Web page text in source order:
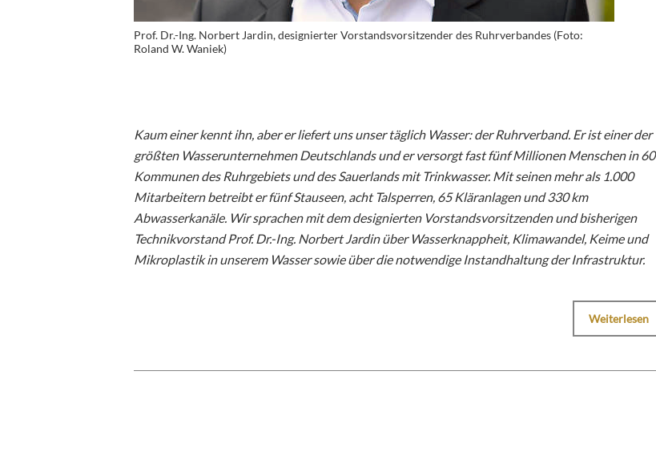
Prof. Dr.-Ing. Norbert Jardin, designierter Vorstandsvorsitzender des Ruhrverbandes (Foto:
Roland W. Waniek)
Kaum einer kennt ihn, aber er liefert uns unser täglich Wasser: der Ruhrverband. Er ist einer der
größten Wasserunternehmen Deutschlands und er versorgt fast fünf Millionen Menschen in 60
Kommunen des Ruhrgebiets und des Sauerlands mit Trinkwasser. Mit seinen mehr als 1.000
Mitarbeitern betreibt er fünf Stauseen, acht Talsperren, 65 Kläranlagen und 330 km
Abwasserkanäle. Wir sprachen mit dem designierten Vorstandsvorsitzenden und bisherigen
Technikvorstand Prof. Dr.-Ing. Norbert Jardin über Wasserknappheit, Klimawandel, Keime und
Mikroplastik in unserem Wasser sowie über die notwendige Instandhaltung der Infrastruktur.
Weiterlesen